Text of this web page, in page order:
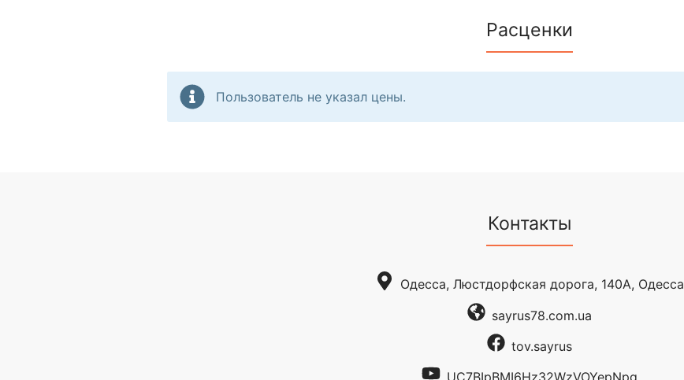
Расценки
Пользователь не указал цены.
Контакты
Одесса, Люстдорфская дорога, 140А, Одесса
sayrus78.com.ua
tov.sayrus
UC7BIpBMI6Hz32WzVOYepNpg